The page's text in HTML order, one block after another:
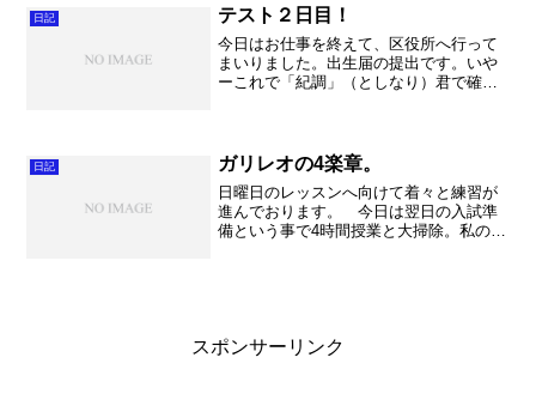
に久しぶりにここまで気...
日記 テスト２日目！
今日はお仕事を終えて、区役所へ行って
まいりました。出生届の提出です。いや
ーこれで「紀調」（としなり）君で確定
た。とにかくこれで無事お...
日記 ガリレオの4楽章。
日曜日のレッスンへ向けて着々と練習が
進んでおります。 今日は翌日の入試準
備という事で4時間授業と大掃除。私のク
スポンサーリンク